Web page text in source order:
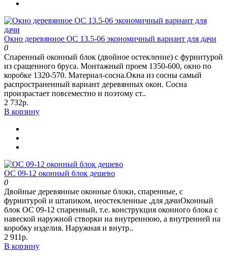
Окно деревянное ОС 13.5-06 экономичный вариант для дачи
0
Спаренный оконный блок (двойное остекление) с фурнитурой
из сращенного бруса. Монтажный проем 1350-600, окно по
коробке 1320-570. Материал-сосна.Окна из сосны самый
распространенный вариант деревянных окон. Сосна
произрастает повсеместно и поэтому ст..
2 732р.
В корзину
ОС 09-12 оконный блок дешево
0
Двойные деревянные оконные блоки, спаренные, с
фурнитурой и штапиком, неостекленные ,для дачиОконный
блок ОС 09-12 спаренный, т.е. конструкция оконного блока с
навеской наружной створки на внутреннюю, а внутренней на
коробку изделия. Наружная и внутр..
2 911р.
В корзину